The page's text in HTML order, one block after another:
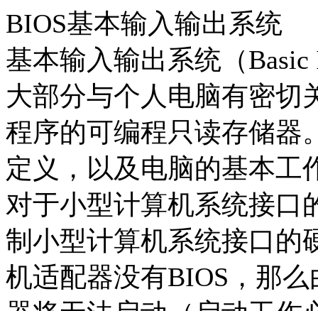
BIOS基本输入输出系统
基本输入输出系统（Basic
大部分与个人电脑有密切
程序的可编程只读存储器
定义，以及电脑的基本工
对于小型计算机系统接口
制小型计算机系统接口的
机适配器没有BIOS，那